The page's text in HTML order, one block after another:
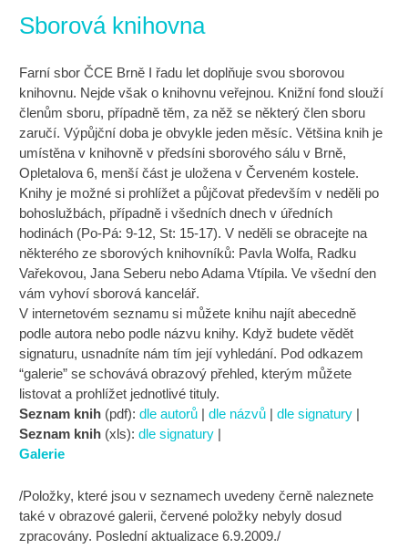
Sborová knihovna
Farní sbor ČCE Brně I řadu let doplňuje svou sborovou
knihovnu. Nejde však o knihovnu veřejnou. Knižní fond slouží
členům sboru, případně těm, za něž se některý člen sboru
zaručí. Výpůjční doba je obvykle jeden měsíc. Většina knih je
umístěna v knihovně v předsíni sborového sálu v Brně,
Opletalova 6, menší část je uložena v Červeném kostele.
Knihy je možné si prohlížet a půjčovat především v neděli po
bohoslužbách, případně i všedních dnech v úředních
hodinách (Po-Pá: 9-12, St: 15-17). V neděli se obracejte na
některého ze sborových knihovníků: Pavla Wolfa, Radku
Vařekovou, Jana Seberu nebo Adama Vtípila. Ve všední den
vám vyhoví sborová kancelář.
V internetovém seznamu si můžete knihu najít abecedně
podle autora nebo podle názvu knihy. Když budete vědět
signaturu, usnadníte nám tím její vyhledání. Pod odkazem
“galerie” se schovává obrazový přehled, kterým můžete
listovat a prohlížet jednotlivé tituly.
Seznam knih (pdf):dle autorů |dle názvů |dle signatury |
Seznam knih (xls):dle signatury |
Galerie
/Položky, které jsou v seznamech uvedeny černě naleznete
také v obrazové galerii, červené položky nebyly dosud
zpracovány. Poslední aktualizace 6.9.2009./